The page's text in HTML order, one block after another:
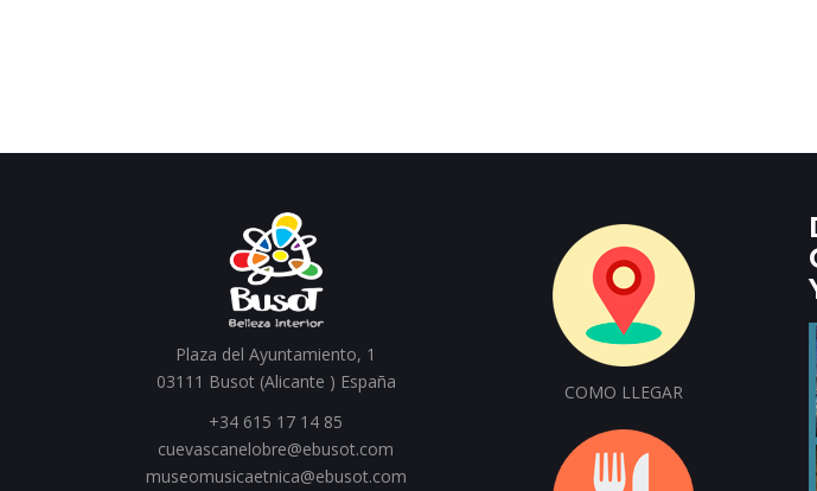
Plaza del Ayuntamiento, 1
03111 Busot (Alicante ) España
+34 615 17 14 85
cuevascanelobre@ebusot.com
museomusicaetnica@ebusot.com
COMO LLEGAR